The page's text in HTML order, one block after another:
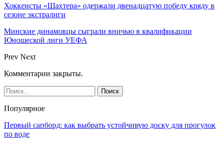
Хоккеисты «Шахтера» одержали двенадцатую победу кряду в
сезоне экстралиги
Минские динамовцы сыграли вничью в квалификации
Юношеской лиги УЕФА
Prev Next
Комментарии закрыты.
Популярное
Первый сапборд: как выбрать устойчивую доску для прогулок
по воде